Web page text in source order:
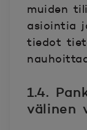
muiden
asiointia
tiedot
1.4.
välinen